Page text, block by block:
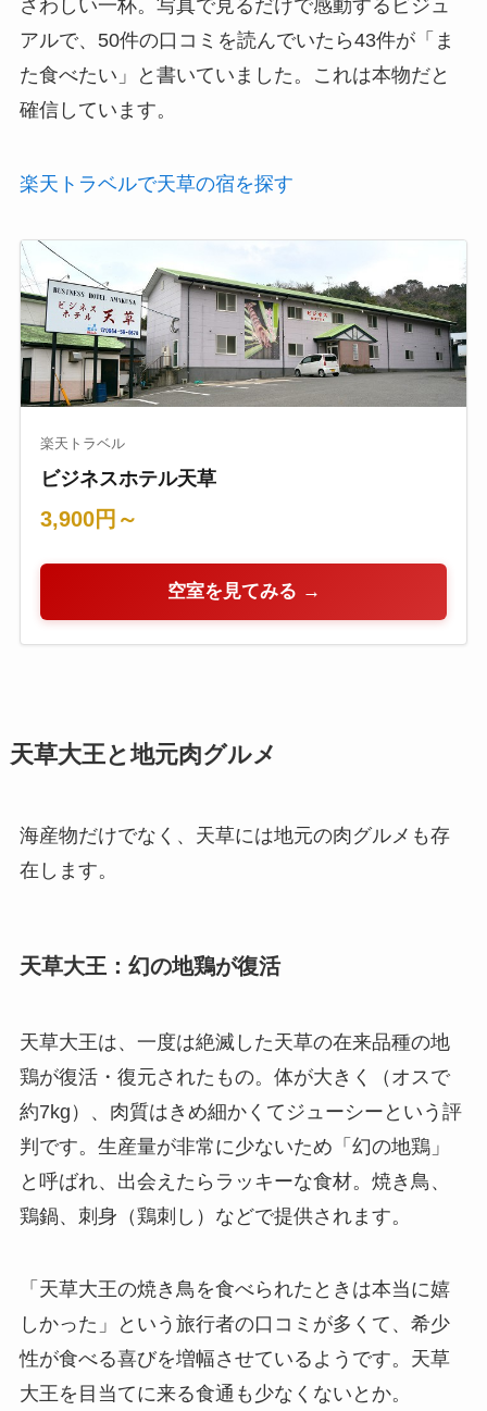
さわしい一杯。写真で見るだけで感動するビジュ
アルで、50件の口コミを読んでいたら43件が「ま
た食べたい」と書いていました。これは本物だと
確信しています。
楽天トラベルで天草の宿を探す
楽天トラベル
ビジネスホテル天草
3,900円～
空室を見てみる →
天草大王と地元肉グルメ
海産物だけでなく、天草には地元の肉グルメも存
在します。
天草大王：幻の地鶏が復活
天草大王は、一度は絶滅した天草の在来品種の地
鶏が復活・復元されたもの。体が大きく（オスで
約7kg）、肉質はきめ細かくてジューシーという評
判です。生産量が非常に少ないため「幻の地鶏」
と呼ばれ、出会えたらラッキーな食材。焼き鳥、
鶏鍋、刺身（鶏刺し）などで提供されます。
「天草大王の焼き鳥を食べられたときは本当に嬉
しかった」という旅行者の口コミが多くて、希少
性が食べる喜びを増幅させているようです。天草
大王を目当てに来る食通も少なくないとか。